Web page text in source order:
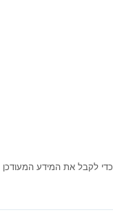
את המידע המעודכן